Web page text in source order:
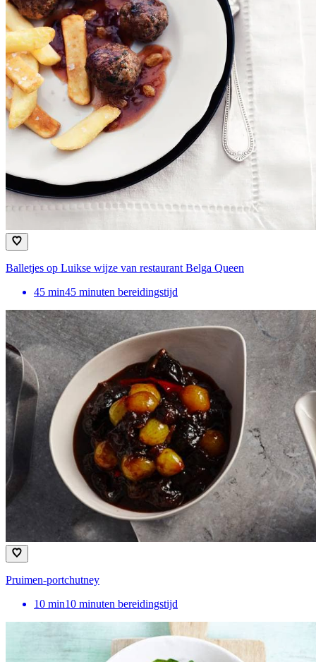
Balletjes op Luikse wijze van restaurant Belga Queen
45 min45 minuten bereidingstijd
Pruimen-portchutney
10 min10 minuten bereidingstijd